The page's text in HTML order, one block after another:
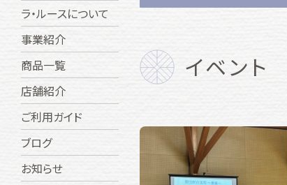
ラ・ルースについて
事業紹介
商品一覧
店舗紹介
ご利用ガイド
ブログ
お知らせ
イベント